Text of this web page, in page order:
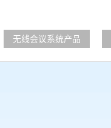
无线会议系统产品